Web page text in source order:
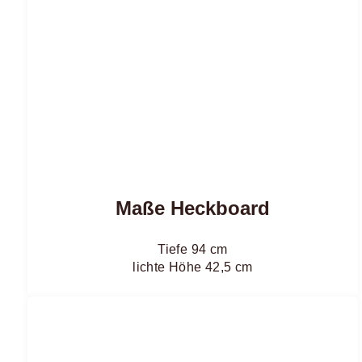
Maße Heckboard
Tiefe 94 cm
lichte Höhe 42,5 cm